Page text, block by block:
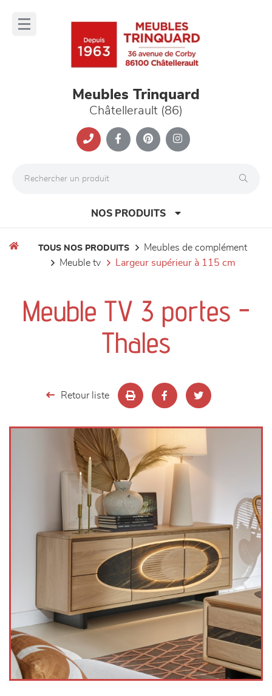
Meubles Trinquard
Châtellerault (86)
NOS PRODUITS
séjours
meubles de complément
TOUS NOS PRODUITS
meubles de complément
meuble tv
largeur supérieur à 115 cm
Meuble TV 3 portes -
Thales
Retour liste